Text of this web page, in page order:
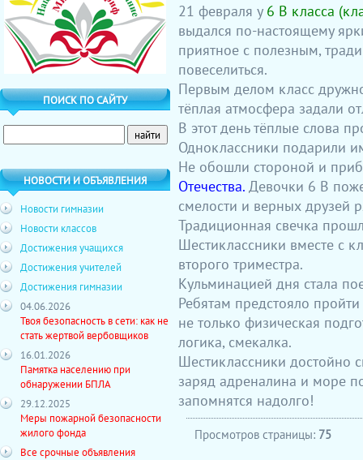
ПОИСК ПО САЙТУ
НОВОСТИ И ОБЪЯВЛЕНИЯ
Новости гимназии
Новости классов
Достижения учащихся
Достижения учителей
Достижения гимназии
04.06.2026
Твоя безопасность в сети: как не
стать жертвой вербовщиков
16.01.2026
Памятка населению при
обнаружении БПЛА
29.12.2025
Меры пожарной безопасности
жилого фонда
Все срочные объявления
21 февраля у 6 В класса
выдался по‑настоящему
приятное с полезным,
повеселиться.
Первым делом класс
тёплая атмосфера задали
В этот день тёплые слова
Одноклассники подарили
Не обошли стороной и
Отечества. Девочки 6 В
смелости и верных друзей
Традиционная свечка
Шестиклассники вместе с
второго триместра.
Кульминацией дня стала
Ребятам предстояло
не только физическая
логика, смекалка.
Шестиклассники достойно
заряд адреналина и море
запомнятся надолго!
Просмотров страницы: 75